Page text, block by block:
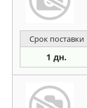
Срок поставки
1 дн.